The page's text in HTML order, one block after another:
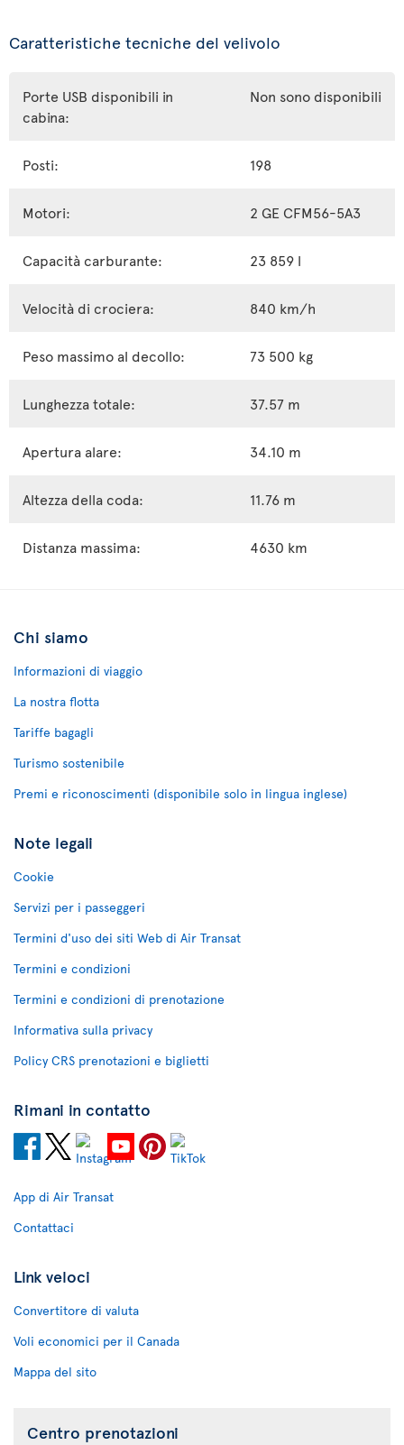
Caratteristiche tecniche del velivolo
Porte USB disponibili in
cabina:
Non sono disponibili
Posti: 198
Motori: 2 GE CFM56-5A3
Capacità carburante: 23 859 l
Velocità di crociera: 840 km/h
Peso massimo al decollo: 73 500 kg
Lunghezza totale: 37.57 m
Apertura alare: 34.10 m
Altezza della coda: 11.76 m
Distanza massima: 4630 km
Chi siamo
Informazioni di viaggio
La nostra flotta
Tariffe bagagli
Turismo sostenibile
Premi e riconoscimenti (disponibile solo in lingua inglese)
Note legali
Cookie
Servizi per i passeggeri
Termini d'uso dei siti Web di Air Transat
Termini e condizioni
Termini e condizioni di prenotazione
Informativa sulla privacy
Policy CRS prenotazioni e biglietti
Rimani in contatto
App di Air Transat
Contattaci
Link veloci
Convertitore di valuta
Voli economici per il Canada
Mappa del sito
Centro prenotazioni